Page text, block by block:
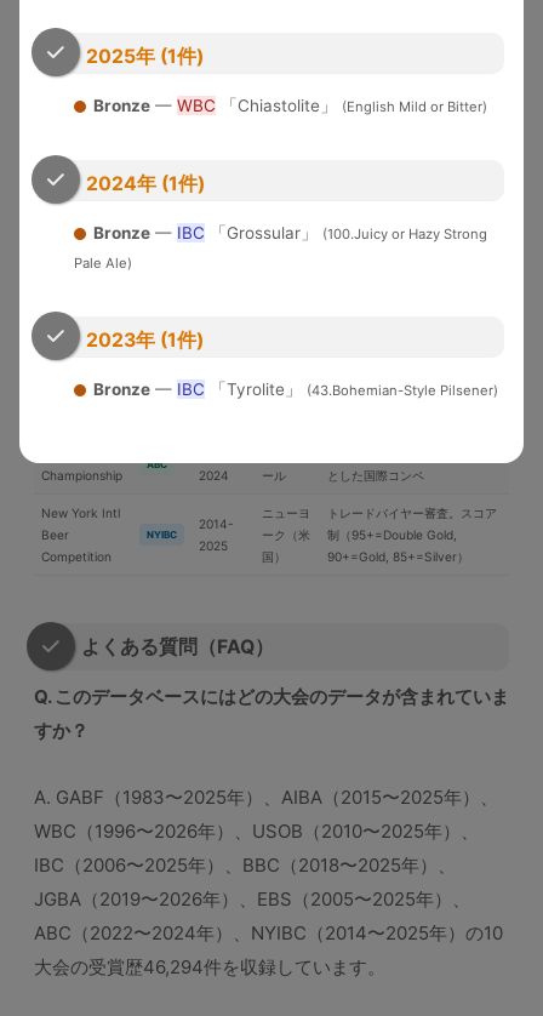
2025年 (1件)
Bronze— WBC 「Chiastolite」 (English Mild or Bitter)
2024年 (1件)
Bronze— IBC 「Grossular」
(100.Juicy or Hazy Strong
Pale Ale)
2023年 (1件)
Bronze— IBC 「Tyrolite」 (43.Bohemian-Style Pilsener)
U.S. Open
Championship
2025
National Champion選出
International
Beer Cup
2025
Brussels Beer
Challenge
2018-
ブリュッ
Japan Great
Beer Awards
2026
European
EBS
2005-
ベルク
欧州最大級。ドイツ醸造協会主
Championship
ABC
2024
ール
とした国際コンペ
New York Intl
Beer
Competition
NYIBC
2014-
2025
ニューヨ
ーク（米
国）
トレードバイヤー審査。スコア
制（95+=Double Gold,
90+=Gold, 85+=Silver）
よくある質問（FAQ）
Q. このデータベースにはどの大会のデータが含まれていま
すか？
A. GABF（1983〜2025年）、AIBA（2015〜2025年）、
WBC（1996〜2026年）、USOB（2010〜2025年）、
IBC（2006〜2025年）、BBC（2018〜2025年）、
JGBA（2019〜2026年）、EBS（2005〜2025年）、
ABC（2022〜2024年）、NYIBC（2014〜2025年）の10
大会の受賞歴46,294件を収録しています。